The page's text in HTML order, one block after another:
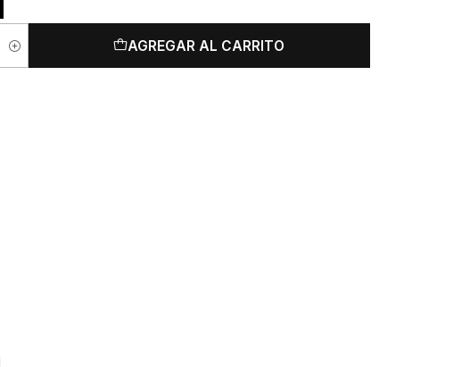
AGREGAR AL CARRITO